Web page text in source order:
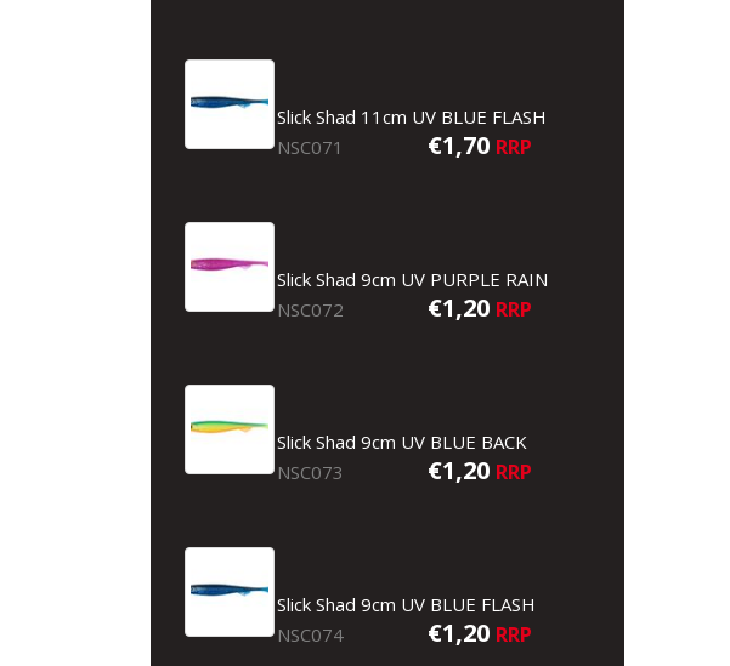
Slick Shad 11cm UV BLUE FLASH
NSC071
€1,70 RRP
Slick Shad 9cm UV PURPLE RAIN
NSC072
€1,20 RRP
Slick Shad 9cm UV BLUE BACK
NSC073
€1,20 RRP
Slick Shad 9cm UV BLUE FLASH
NSC074
€1,20 RRP